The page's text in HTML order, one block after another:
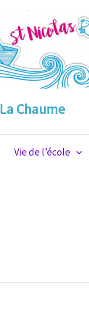
La Chaume
Vie de l’école